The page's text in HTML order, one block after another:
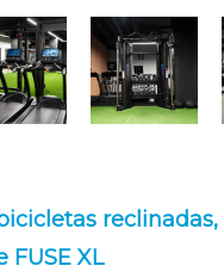
reclinadas,
FUSE XL